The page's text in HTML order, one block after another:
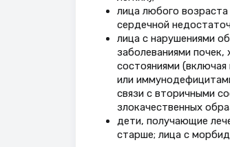
лица любого
сердечной
лица с нарушениями
заболеваниями почек,
состояниями
или
связи с вторичными
злокачественных
дети, получающие
старше; лица с